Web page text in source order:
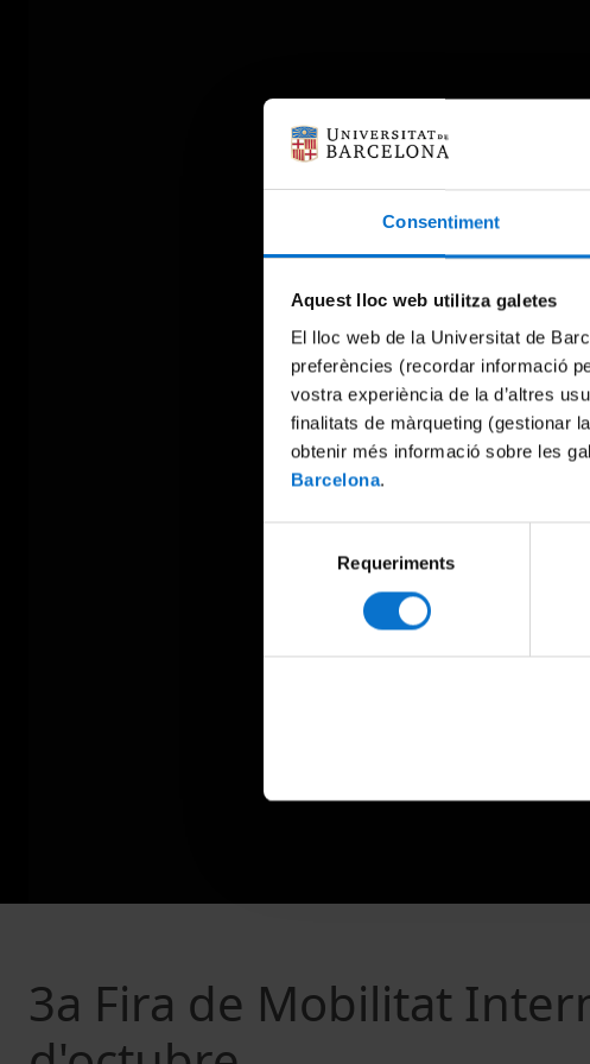
Consentiment
Aquest lloc web utilitza galetes
El lloc web de la Universitat de
preferències (recordar informació
vostra experiència de la d’altres
finalitats de màrqueting (gestionar
obtenir més informació sobre les
Barcelona.
Requeriments
3a Fira de Mobilitat